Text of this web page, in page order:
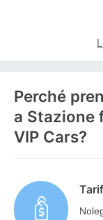
Perché
a Stazione
VIP Cars?